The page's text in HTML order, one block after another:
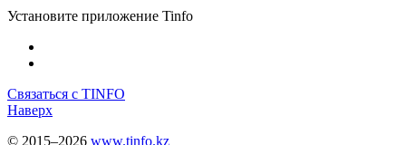
Установите приложение Tinfo
Связаться с TINFO
Наверх
© 2015–2026 www.tinfo.kz